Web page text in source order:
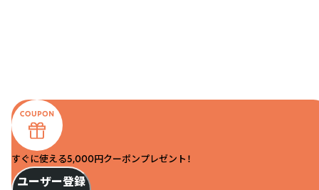
すぐに使える5,000円クーポンプレゼント！
ユーザー登録